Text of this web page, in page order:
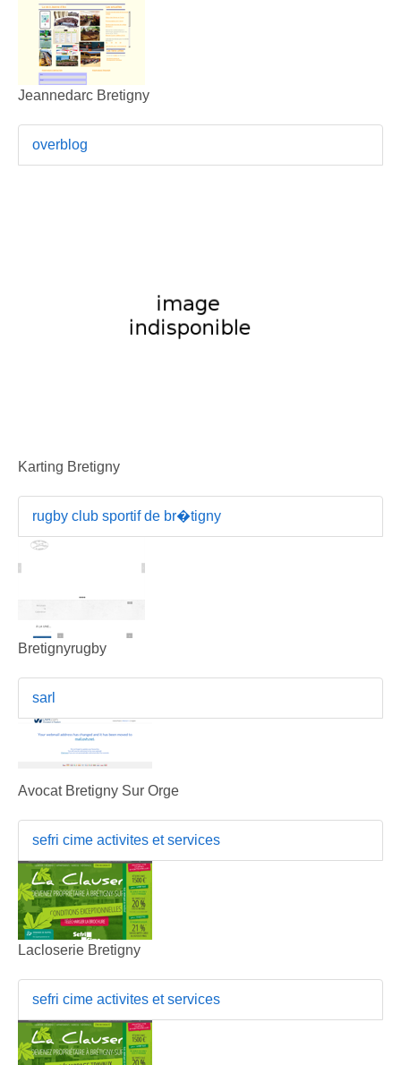
Jeannedarc Bretigny
overblog
Karting Bretigny
rugby club sportif de br�tigny
Bretignyrugby
sarl
Avocat Bretigny Sur Orge
sefri cime activites et services
Lacloserie Bretigny
sefri cime activites et services